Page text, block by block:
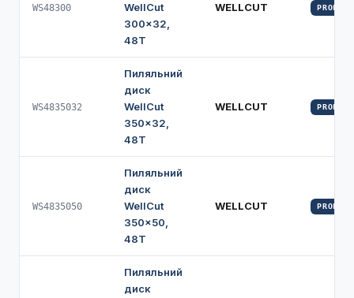
WS48300
WellCut
300×32,
48Т
WELLCUT PROFI
WS4835032
Пиляльний
диск
WellCut
350×32,
48Т
WELLCUT PROFI
WS4835050
Пиляльний
диск
WellCut
350×50,
48Т
WELLCUT PROFI
Пиляльний
диск